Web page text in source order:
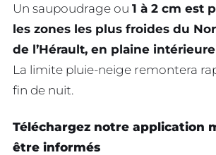
Un saupoudrage ou 1 à 2 cm est
les zones les plus froides du
de l’Hérault, en plaine
La limite pluie-neige remontera
fin de nuit.
Téléchargez notre application
être informés